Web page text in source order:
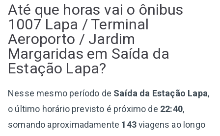
Até que horas vai o ônibus
1007 Lapa / Terminal
Aeroporto / Jardim
Margaridas em Saída da
Estação Lapa?
Nesse mesmo período de Saída da Estação Lapa,
o último horário previsto é próximo de 22:40,
somando aproximadamente 143viagens ao longo